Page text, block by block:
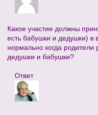
Какое участие должны
есть бабушки и дедушки) в
нормально когда родители
дедушки и бабушки?
Ответ